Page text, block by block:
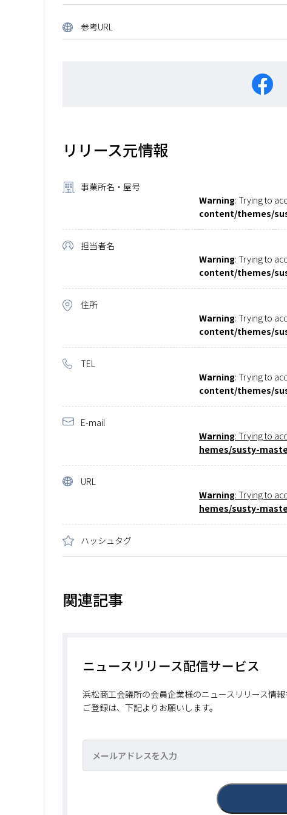
参考URL
リリース元情報
事業所名・屋号
Warning: Trying to
content/themes/
担当者名
Warning: Trying to
content/themes/
住所
Warning: Trying to
content/themes/
TEL
Warning: Trying to
content/themes/
E-mail
Warning: Trying to
hemes/susty-
URL
Warning: Trying to
hemes/susty-
ハッシュタグ
関連記事
ニュースリリース配信サービス
浜松商工会議所の会員企業様のニュースリリース情
ご登録は、下記よりお願いします。